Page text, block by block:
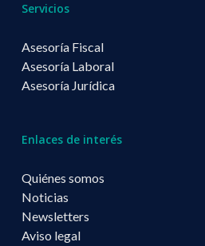
Servicios
Asesoría Fiscal
Asesoría Laboral
Asesoría Jurídica
Enlaces de interés
Quiénes somos
Noticias
Newsletters
Aviso legal